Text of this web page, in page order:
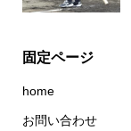
固定ページ
home
お問い合わせ